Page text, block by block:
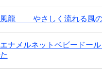
風龍 やさしく流れる風の
エナメルネットベビード
た